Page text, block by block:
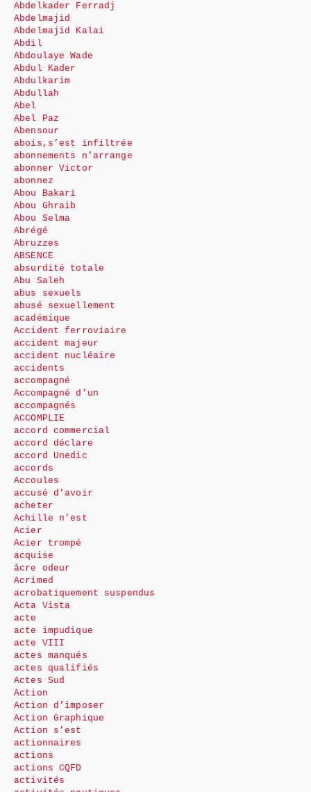
Abdelkader Ferradj
Abdelmajid
Abdelmajid Kalai
Abdil
Abdoulaye Wade
Abdul Kader
Abdulkarim
Abdullah
Abel
Abel Paz
Abensour
abois,s’est infiltrée
abonnements n’arrange
abonner Victor
abonnez
Abou Bakari
Abou Ghraib
Abou Selma
Abrégé
Abruzzes
ABSENCE
absurdité totale
Abu Saleh
abus sexuels
abusé sexuellement
académique
Accident ferroviaire
accident majeur
accident nucléaire
accidents
accompagné
Accompagné d’un
accompagnés
ACCOMPLIE
accord commercial
accord déclare
accord Unedic
accords
Accoules
accusé d’avoir
acheter
Achille n’est
Acier
Acier trompé
acquise
âcre odeur
Acrimed
acrobatiquement suspendus
Acta Vista
acte
acte impudique
acte VIII
actes manqués
actes qualifiés
Actes Sud
Action
Action d’imposer
Action Graphique
Action s’est
actionnaires
actions
actions CQFD
activités